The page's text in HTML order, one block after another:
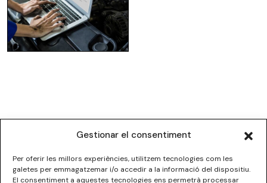
Gestionar el consentiment
Per oferir les millors experiències, utilitzem tecnologies com les
galetes per emmagatzemar i/o accedir a la informació del dispositiu.
El consentiment a aquestes tecnologies ens permetrà processar